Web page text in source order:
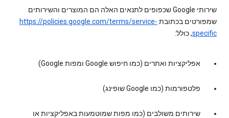
שירותי Google שכפופים לתנאים האלה הם המוצרים והשירותים
שמפורטים בכתובת https://policies.google.com/terms/service-
specific, כולל:
אפליקציות ואתרים (כמו חיפוש Google ומפות Google)
פלטפורמות (כמו Google שופינג)
שירותים משולבים (כמו מפות שמוטמעות באפליקציות או